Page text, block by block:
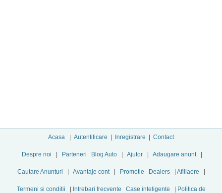
Acasa Autentificare Inregistrare Contact
Despre noi Parteneri Blog Auto| Ajutor| Adaugare anunt|
Cautare Anunturi Avantaje cont| Promotie Dealers| Afiliaere
Termeni si conditii Intrebari frecvente Case inteligente Politica de